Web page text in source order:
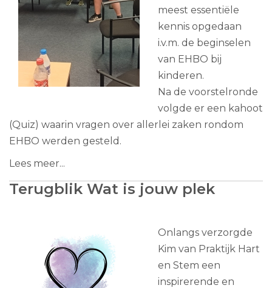
meest essentiële
kennis opgedaan
i.v.m. de beginselen
van EHBO bij
kinderen.
Na de voorstelronde
volgde er een kahoot
(Quiz) waarin vragen over allerlei zaken rondom
EHBO werden gesteld.
Lees meer...
Terugblik Wat is jouw plek
Onlangs verzorgde
Kim van Praktijk Hart
en Stem een
inspirerende en